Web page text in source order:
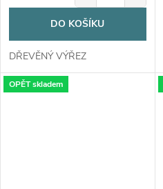
DO KOŠÍKU
DŘEVĚNÝ VÝŘEZ
OPĚT skladem